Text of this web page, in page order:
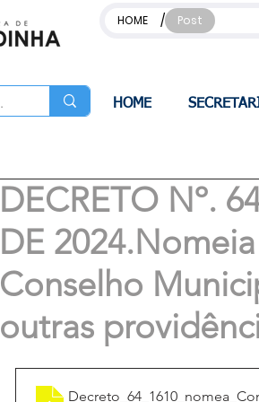
HOME / Post
HOME
DECRETO Nº.
DE
Conselho
outras